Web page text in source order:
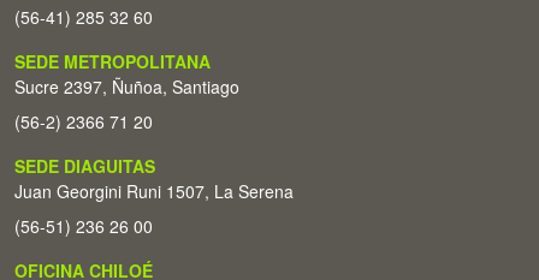
(56-41) 285 32 60
SEDE METROPOLITANA
Sucre 2397, Ñuñoa, Santiago
(56-2) 2366 71 20
SEDE DIAGUITAS
Juan Georgini Runi 1507, La Serena
(56-51) 236 26 00
OFICINA CHILOÉ